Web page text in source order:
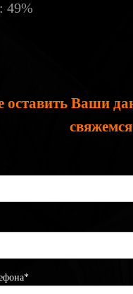
49%
оставить Ваши
свяжемся